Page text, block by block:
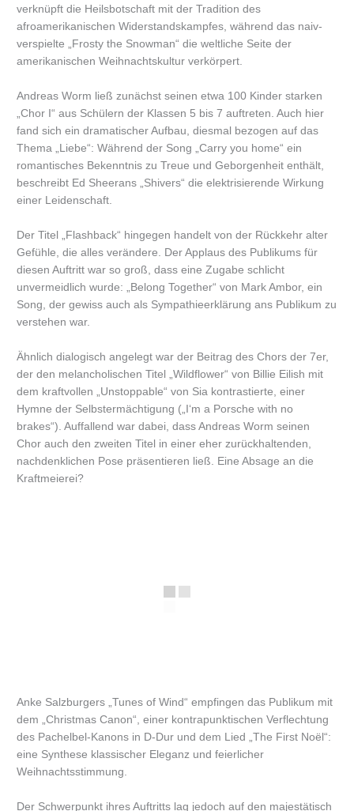
verknüpft die Heilsbotschaft mit der Tradition des
afroamerikanischen Widerstandskampfes, während das naiv-
verspielte „Frosty the Snowman“ die weltliche Seite der
amerikanischen Weihnachtskultur verkörpert.
Andreas Worm ließ zunächst seinen etwa 100 Kinder starken
„Chor I“ aus Schülern der Klassen 5 bis 7 auftreten. Auch hier
fand sich ein dramatischer Aufbau, diesmal bezogen auf das
Thema „Liebe“: Während der Song „Carry you home“ ein
romantisches Bekenntnis zu Treue und Geborgenheit enthält,
beschreibt Ed Sheerans „Shivers“ die elektrisierende Wirkung
einer Leidenschaft.
Der Titel „Flashback“ hingegen handelt von der Rückkehr alter
Gefühle, die alles verändere. Der Applaus des Publikums für
diesen Auftritt war so groß, dass eine Zugabe schlicht
unvermeidlich wurde: „Belong Together“ von Mark Ambor, ein
Song, der gewiss auch als Sympathieerklärung ans Publikum zu
verstehen war.
Ähnlich dialogisch angelegt war der Beitrag des Chors der 7er,
der den melancholischen Titel „Wildflower“ von Billie Eilish mit
dem kraftvollen „Unstoppable“ von Sia kontrastierte, einer
Hymne der Selbstermächtigung („I‘m a Porsche with no
brakes“). Auffallend war dabei, dass Andreas Worm seinen
Chor auch den zweiten Titel in einer eher zurückhaltenden,
nachdenklichen Pose präsentieren ließ. Eine Absage an die
Kraftmeierei?
Anke Salzburgers „Tunes of Wind“ empfingen das Publikum mit
dem „Christmas Canon“, einer kontrapunktischen Verflechtung
des Pachelbel-Kanons in D-Dur und dem Lied „The First Noël“:
eine Synthese klassischer Eleganz und feierlicher
Weihnachtsstimmung.
Der Schwerpunkt ihres Auftritts lag jedoch auf den majestätisch